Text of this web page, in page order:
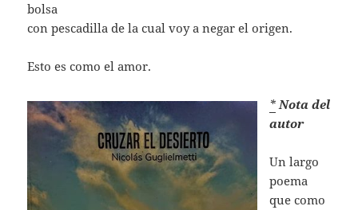
bolsa
con pescadilla de la cual voy a negar el origen.
Esto es como el amor.
* Nota del
autor
Un largo
poema
que como